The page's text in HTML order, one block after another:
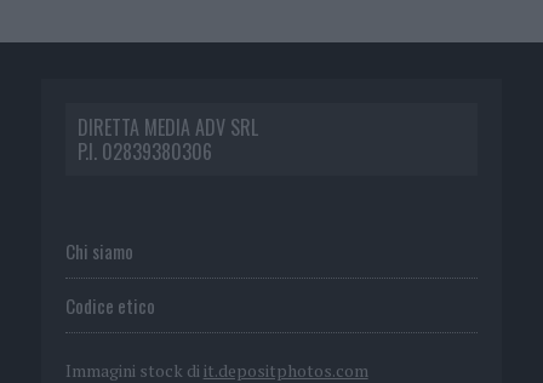
DIRETTA MEDIA ADV SRL
P.I. 02839380306
Chi siamo
Codice etico
Immagini stock di it.depositphotos.com